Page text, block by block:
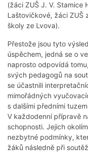
(žáci ZUŠ J. V. Stamice
Laštovičkové, žáci ZUŠ
školy ze Lvova).
Přestože jsou tyto
úspěchem, jedná se o
naprosto odpovídá
svých pedagogů na
se účastnili
mimořádných
s dalšími předními
V každodenní přípravě
schopnosti. Jejich
nezbytné podmínky,
žáků následně při